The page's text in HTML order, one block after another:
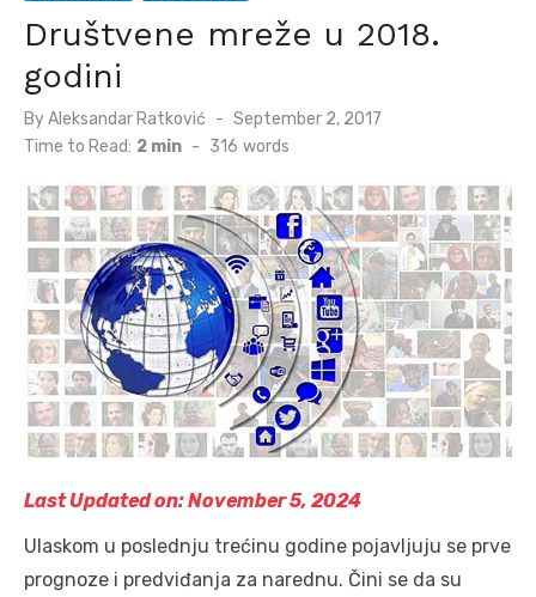
Društvene mreže u 2018.
godini
ByAleksandar Ratković
Posted
on
September 2, 2017
Time to Read: 2 min - 316 words
Last Updated on: November 5, 2024
Ulaskom u poslednju trećinu godine pojavljuju se prve
prognoze i predviđanja za narednu. Čini se da su